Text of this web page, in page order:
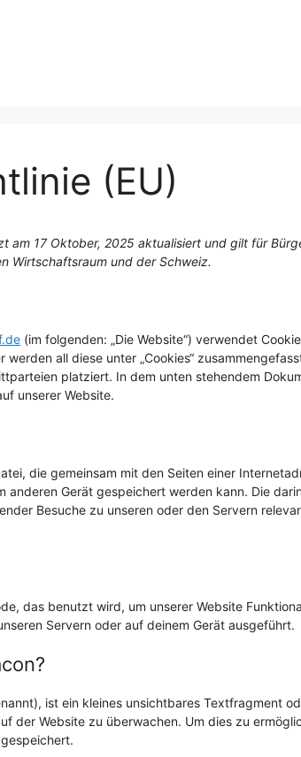
(EU)
am 17 Oktober, 2025 aktualisiert und gilt für
Wirtschaftsraum und der Schweiz.
(im folgenden: „Die Website“) verwendet
all diese unter „Cookies“
platziert. In dem unten stehendem
unserer Website.
die gemeinsam mit den Seiten einer
anderen Gerät gespeichert werden kann. Die
Besuche zu unseren oder den Servern
das benutzt wird, um unserer Website
Servern oder auf deinem Gerät ausgeführt.
ist ein kleines unsichtbares Textfragment
der Website zu überwachen. Um dies zu